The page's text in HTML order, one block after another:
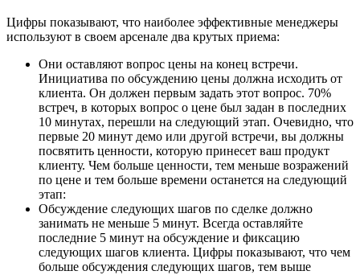
Цифры показывают, что наиболее эффективные менеджеры
используют в своем арсенале два крутых приема:
Они оставляют вопрос цены на конец встречи.
Инициатива по обсуждению цены должна исходить от
клиента. Он должен первым задать этот вопрос. 70%
встреч, в которых вопрос о цене был задан в последних
10 минутах, перешли на следующий этап. Очевидно, что
первые 20 минут демо или другой встречи, вы должны
посвятить ценности, которую принесет ваш продукт
клиенту. Чем больше ценности, тем меньше возражений
по цене и тем больше времени останется на следующий
этап:
Обсуждение следующих шагов по сделке должно
занимать не меньше 5 минут. Всегда оставляйте
последние 5 минут на обсуждение и фиксацию
следующих шагов клиента. Цифры показывают, что чем
больше обсуждения следующих шагов, тем выше